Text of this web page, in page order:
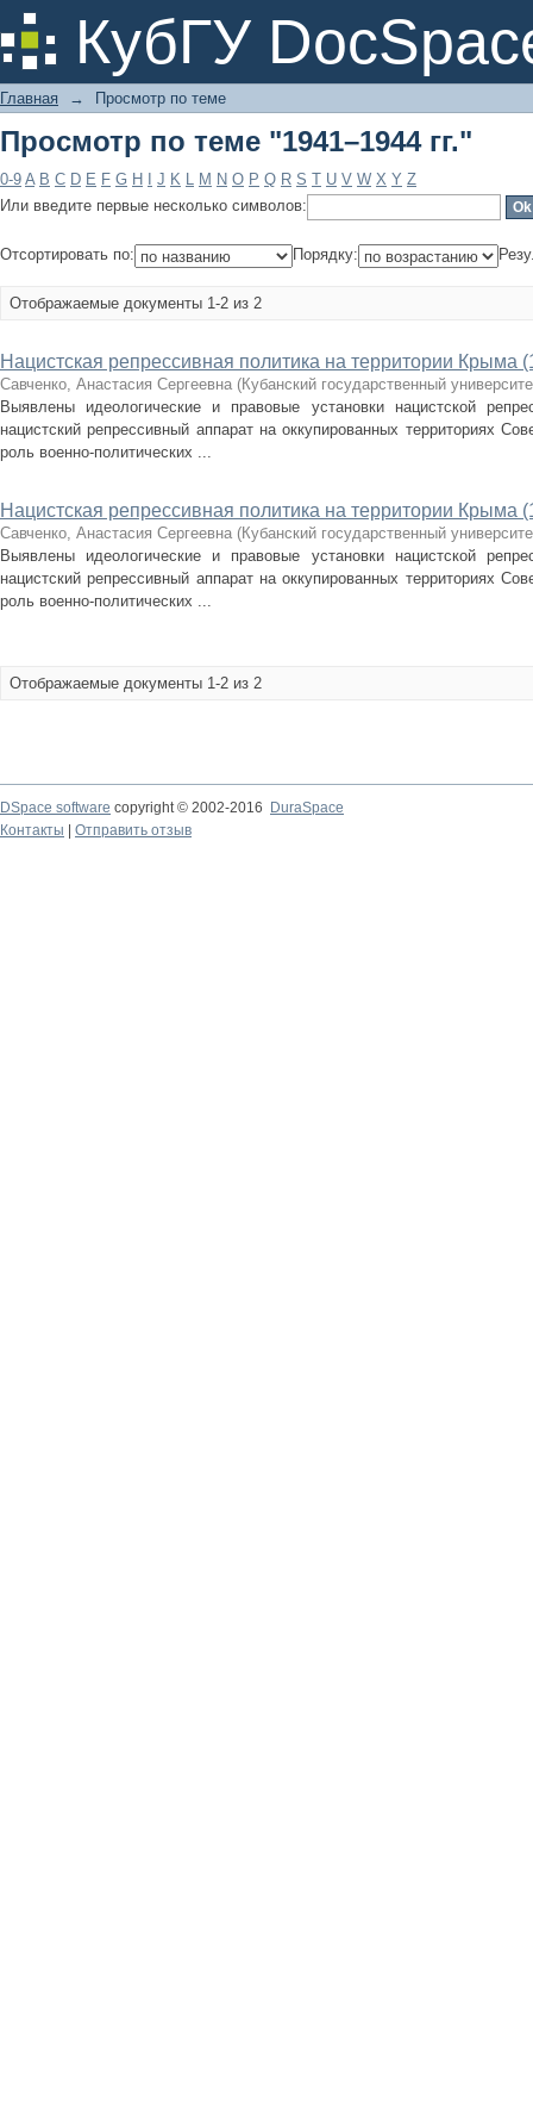
КубГУ
Просмотр по теме "1941–1944 гг."
Главная → Просмотр по теме
Просмотр по теме "1941–1944 гг."
0-9 A B C D E F G H J K L M N O P Q R S T U V W X Y Z
Или введите первые несколько символов:
Отсортировать по: Порядку:
Отображаемые документы 1-2 из 2
Нацистская репрессивная политика на территории Крыма
Савченко, Анастасия Сергеевна (Кубанский государственный
Выявлены идеологические и правовые установки нацистской
нацистский репрессивный аппарат на оккупированных территориях
роль военно-политических ...
Нацистская репрессивная политика на территории Крыма
Савченко, Анастасия Сергеевна (Кубанский государственный
Выявлены идеологические и правовые установки нацистской
нацистский репрессивный аппарат на оккупированных территориях
роль военно-политических ...
Отображаемые документы 1-2 из 2
DSpace software copyright © 2002-2016
DuraSpace
Контакты
Отправить отзыв